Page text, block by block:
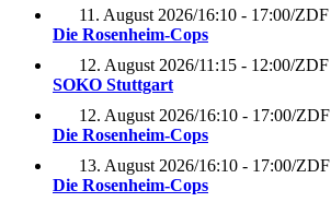
11. August 2026/16:10 - 17:00/ZDF
Die Rosenheim-Cops
12. August 2026/11:15 - 12:00/ZDF
SOKO Stuttgart
12. August 2026/16:10 - 17:00/ZDF
Die Rosenheim-Cops
13. August 2026/16:10 - 17:00/ZDF
Die Rosenheim-Cops